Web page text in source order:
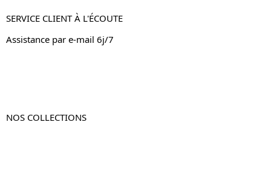
SERVICE CLIENT À L'ÉCOUTE
Assistance par e-mail 6j/7
NOS COLLECTIONS